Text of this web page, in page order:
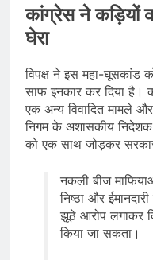
कांग्रेस ने कड़ियों
घेरा
विपक्ष ने इस महा-घूसकांड
साफ इनकार कर दिया है।
एक अन्य विवादित मामले
निगम के अशासकीय
को एक साथ जोड़कर
नकली बीज
निष्ठा और
झूठे आरोप लगाकर
किया जा सकता।